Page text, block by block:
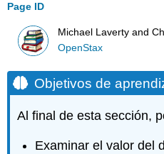
Page ID
Michael Laverty and
OpenStax
Objetivos de
Al final de esta sección,
Examinar el valor del